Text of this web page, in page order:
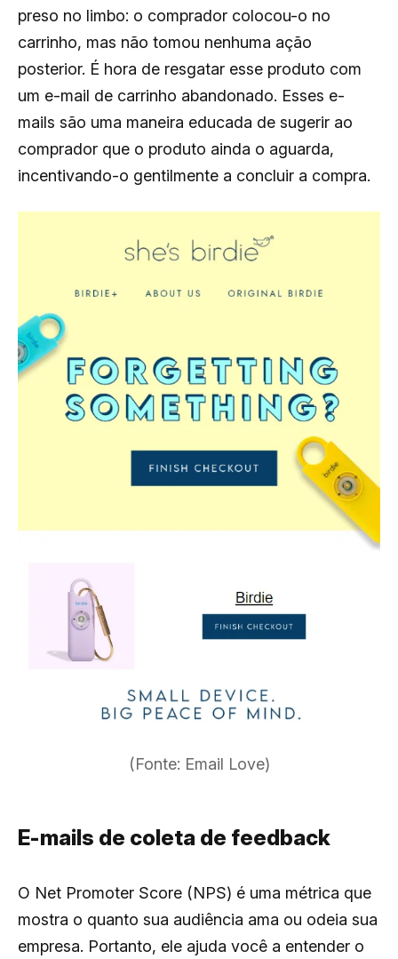
preso no limbo: o comprador colocou-o no
carrinho, mas não tomou nenhuma ação
posterior. É hora de resgatar esse produto com
um e-mail de carrinho abandonado. Esses e-
mails são uma maneira educada de sugerir ao
comprador que o produto ainda o aguarda,
incentivando-o gentilmente a concluir a compra.
(Fonte: Email Love)
E-mails de coleta de feedback
O Net Promoter Score (NPS) é uma métrica que
mostra o quanto sua audiência ama ou odeia sua
empresa. Portanto, ele ajuda você a entender o